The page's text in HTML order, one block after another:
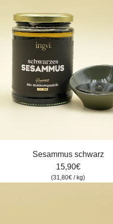
Sesammus
Sesammus schwarz
15,90€
(31,80€ / kg)